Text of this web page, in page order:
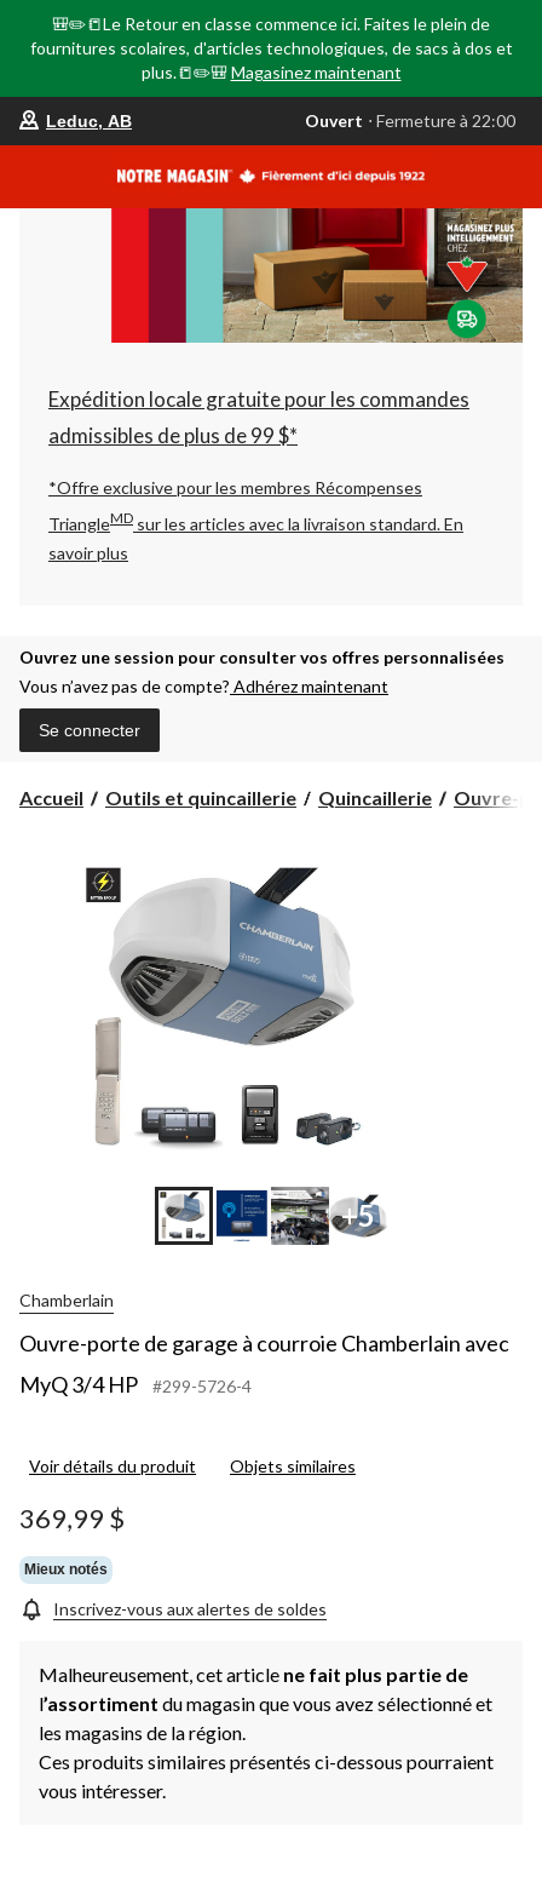
🎒✏️📒Le Retour en classe commence ici. Faites le plein de
fournitures scolaires, d'articles technologiques, de sacs à dos et
plus.📒✏️🎒 Magasinez maintenant
votre
est
AB,
Ouvert,
Fermeture
à
22:00
changer
Leduc, AB Ouvert ⋅ Fermeture à 22:00
Expédition locale gratuite pour les commandes
admissibles de plus de 99 $*
*Offre exclusive pour les membres Récompenses
TriangleMD sur les articles avec la livraison standard.En
savoir plus
Ouvrez une session pour consulter vos offres personnalisées
Vous n’avez pas de compte? Adhérez maintenant
Se connecter
Accueil Outils et quincaillerie Quincaillerie Ouvre-
+5
Chamberlain
Ouvre-porte de garage à courroie Chamberlain avec
MyQ 3/4 HP
#299-5726-4
Voir détails du produit Objets similaires
369,99 $
Mieux notés
Inscrivez-vous aux alertes de soldes
Malheureusement, cet article ne fait plus partie de
l’assortiment du magasin que vous avez sélectionné et
les magasins de la région.
Ces produits similaires présentés ci-dessous pourraient
vous intéresser.